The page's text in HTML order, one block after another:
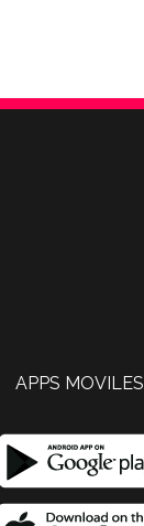
APPS MOVILES